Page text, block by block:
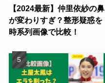
【2024最新】仲里依紗の鼻
が変わりすぎ？整形疑惑を
時系列画像で比較！